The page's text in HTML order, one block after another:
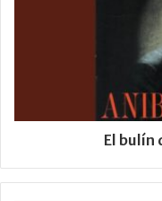
El bulín